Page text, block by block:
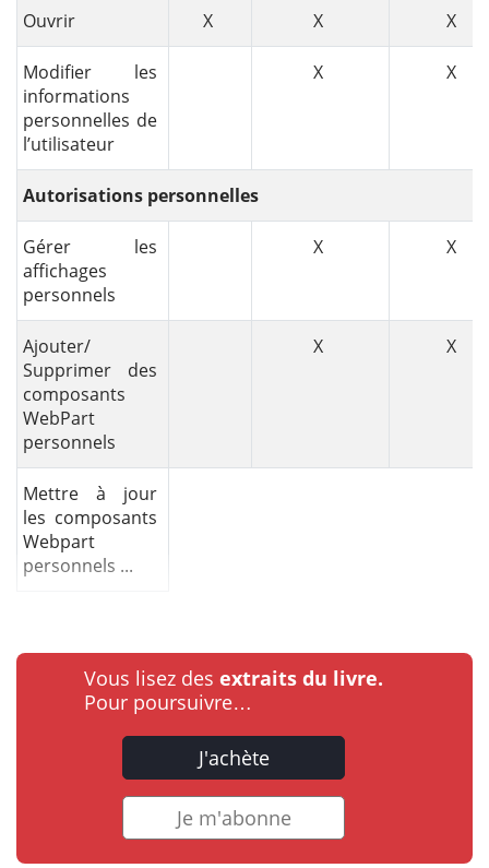
Ouvrir X X X
Modifier les
informations
personnelles de
l’utilisateur
X X
Autorisations personnelles
Gérer les
affichages
personnels
X X
Ajouter/
Supprimer des
composants
WebPart
personnels
X X
Mettre à jour
les composants
Webpart
personnels ...
Vous lisez des extraits du livre.
Pour poursuivre…
J'achète
Je m'abonne